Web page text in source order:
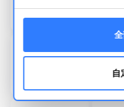
自